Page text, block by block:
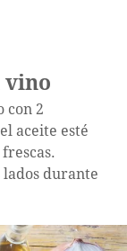
vino
con 2
aceite esté
lados durante